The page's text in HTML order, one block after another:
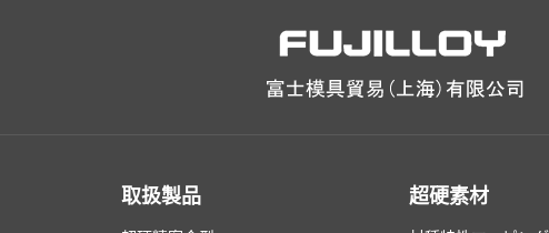
取扱製品 超硬素材